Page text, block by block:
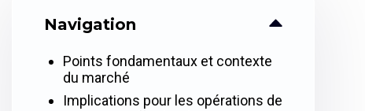
Navigation
Points fondamentaux et contexte
du marché
Implications pour les opérations de